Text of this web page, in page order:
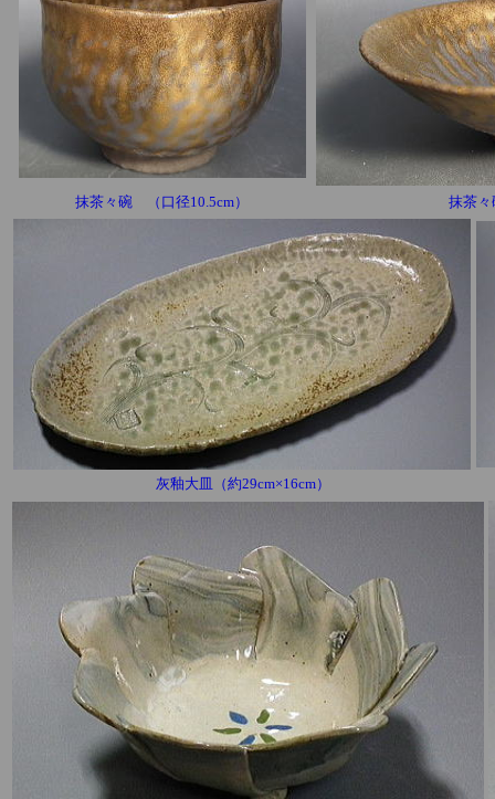
抹茶々碗 （口径10.5cm） 抹茶
灰釉大皿（約29cm×16cm）